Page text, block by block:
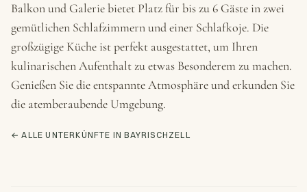
Balkon und Galerie bietet Platz für bis zu 6 Gäste in zwei
gemütlichen Schlafzimmern und einer Schlafkoje. Die
großzügige Küche ist perfekt ausgestattet, um Ihren
kulinarischen Aufenthalt zu etwas Besonderem zu machen.
Genießen Sie die entspannte Atmosphäre und erkunden Sie
die atemberaubende Umgebung.
← ALLE UNTERKÜNFTE IN BAYRISCHZELL